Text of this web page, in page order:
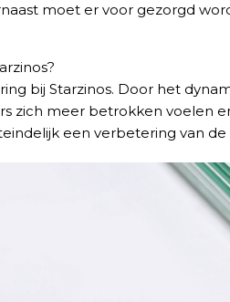
moet er voor gezorgd
bij Starzinos. Door het
zich meer betrokken voelen
een verbetering van de